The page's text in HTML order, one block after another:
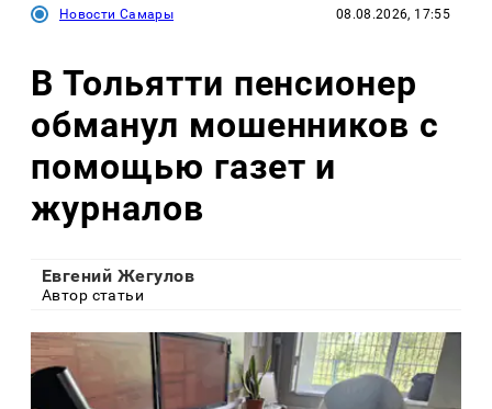
Новости Самары 08.08.2026, 17:55
В Тольятти пенсионер
обманул мошенников с
помощью газет и
журналов
Евгений Жегулов
Автор статьи